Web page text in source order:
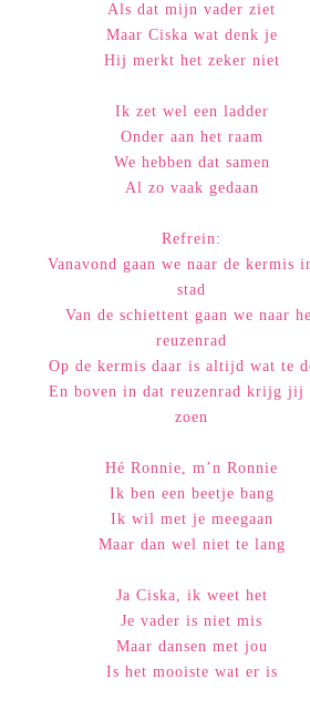
Als dat mijn vader ziet
Maar Ciska wat denk je
Hij merkt het zeker niet
Ik zet wel een ladder
Onder aan het raam
We hebben dat samen
Al zo vaak gedaan
Refrein:
Vanavond gaan we naar de kermis
stad
Van de schiettent gaan we naar
reuzenrad
Op de kermis daar is altijd wat te
En boven in dat reuzenrad krijg jij
zoen
Hé Ronnie, m’n Ronnie
Ik ben een beetje bang
Ik wil met je meegaan
Maar dan wel niet te lang
Ja Ciska, ik weet het
Je vader is niet mis
Maar dansen met jou
Is het mooiste wat er is